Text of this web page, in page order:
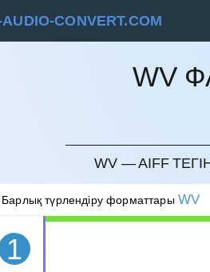
CONVERT.COM
WV
WV — AIFF
Барлық түрлендіру форматтары WV
1
БОЛДЫРМАУ